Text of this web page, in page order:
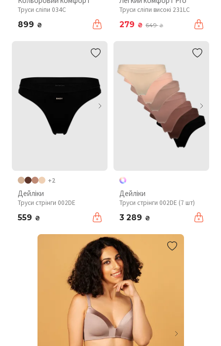
Труси сліпи 034C
899 ₴
Труси сліпи високі 231LC
279 ₴ 649₴
+2
Дейліки
Труси стрінги 002DE
559 ₴
Дейліки
Труси стрінги 002DE (7 шт)
3 289 ₴